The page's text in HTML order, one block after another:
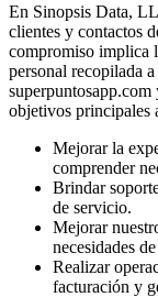
En Sinopsis Data,
clientes y contactos
compromiso implica
personal recopilada
objetivos principales
Mejorar la
comprender
Brindar
de servicio.
Mejorar
necesidades
Realizar
facturación y